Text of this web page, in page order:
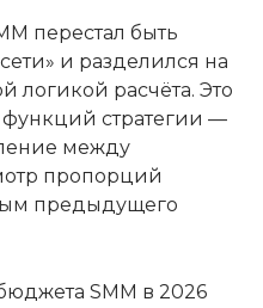
перестал быть
и разделился на
логикой расчёта. Это
стратегии —
между
пропорций
предыдущего
SMM в 2026